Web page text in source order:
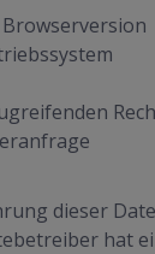
dieser
hat